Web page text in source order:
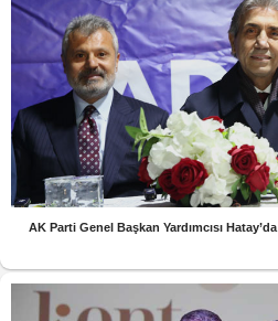
AK Parti Genel Başkan Yardımcısı Hatay’da